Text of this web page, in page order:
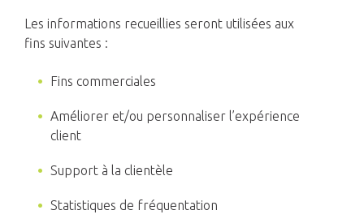
Les informations recueillies seront utilisées aux
fins suivantes :
Fins commerciales
Améliorer et/ou personnaliser l’expérience
client
Support à la clientèle
Statistiques de fréquentation